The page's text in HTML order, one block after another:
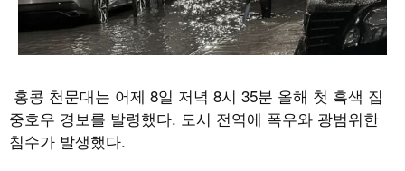
홍콩 천문대는 어제 8일 저녁 8시 35분 올해 첫 흑색 집
중호우 경보를 발령했다. 도시 전역에 폭우와 광범위한
침수가 발생했다.